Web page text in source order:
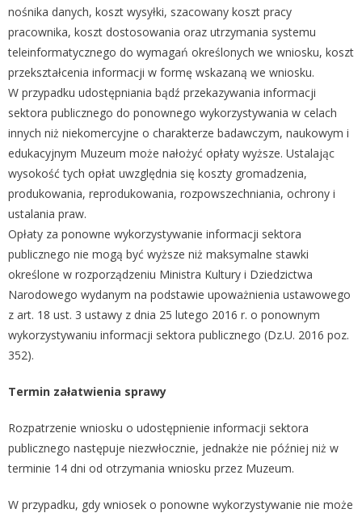
nośnika danych, koszt wysyłki, szacowany koszt pracy
pracownika, koszt dostosowania oraz utrzymania systemu
teleinformatycznego do wymagań określonych we wniosku, koszt
przekształcenia informacji w formę wskazaną we wniosku.
W przypadku udostępniania bądź przekazywania informacji
sektora publicznego do ponownego wykorzystywania w celach
innych niż niekomercyjne o charakterze badawczym, naukowym i
edukacyjnym Muzeum może nałożyć opłaty wyższe. Ustalając
wysokość tych opłat uwzględnia się koszty gromadzenia,
produkowania, reprodukowania, rozpowszechniania, ochrony i
ustalania praw.
Opłaty za ponowne wykorzystywanie informacji sektora
publicznego nie mogą być wyższe niż maksymalne stawki
określone w rozporządzeniu Ministra Kultury i Dziedzictwa
Narodowego wydanym na podstawie upoważnienia ustawowego
z art. 18 ust. 3 ustawy z dnia 25 lutego 2016 r. o ponownym
wykorzystywaniu informacji sektora publicznego (Dz.U. 2016 poz.
352).
Termin załatwienia sprawy
Rozpatrzenie wniosku o udostępnienie informacji sektora
publicznego następuje niezwłocznie, jednakże nie później niż w
terminie 14 dni od otrzymania wniosku przez Muzeum.
W przypadku, gdy wniosek o ponowne wykorzystywanie nie może